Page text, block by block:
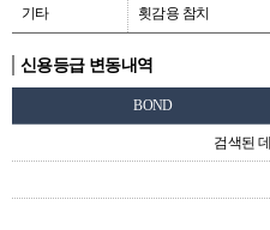
기타 횟감용 참치
신용등급 변동내역
BOND
검색된